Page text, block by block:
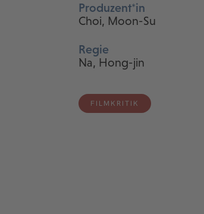
Produzent*in
Choi, Moon-Su
Regie
Na, Hong-jin
FILMKRITIK